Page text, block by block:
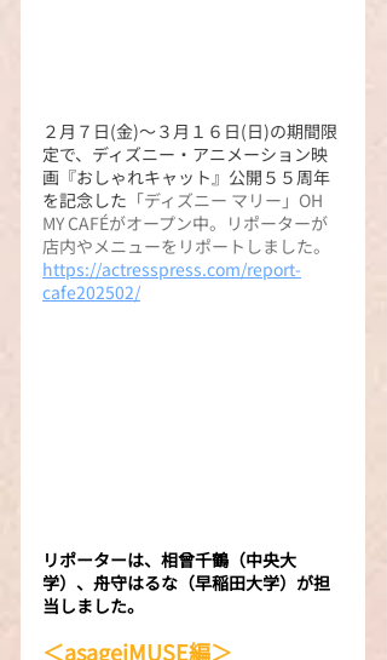
２月７日(金)〜３月１６日(日)の期間限
定で、ディズニー・アニメーション映
画『おしゃれキャット』公開５５周年
を記念した 「ディズニー マリー」OH
MY CAFÉがオープン中。リポーターが
店内やメニューをリポートしました。
https://actresspress.com/report-
cafe202502/
リポーターは、相曾千鶴（中央大
学）、舟守はるな（早稲田大学）が担
当しました。
＜asageiMUSE編＞